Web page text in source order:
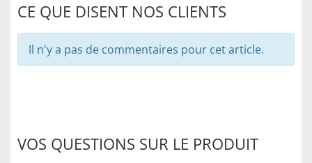
CE QUE DISENT NOS CLIENTS
Il n'y a pas de commentaires pour cet article.
VOS QUESTIONS SUR LE PRODUIT